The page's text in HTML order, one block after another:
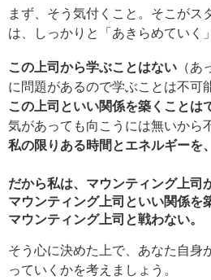
まず、そう気付くこと。そこがス
は、しっかりと「あきらめていく
この上司から学ぶことはない （
に問題があるので学ぶことは不可
この上司といい関係を築くことは
気があっても向こうには無いから
私の限りある時間とエネルギーを
だから私は、マウンティング上司
マウンティング上司といい関係を
マウンティング上司と戦わない。
そう心に決めた上で、あなた自身
っていくかを考えましょう。